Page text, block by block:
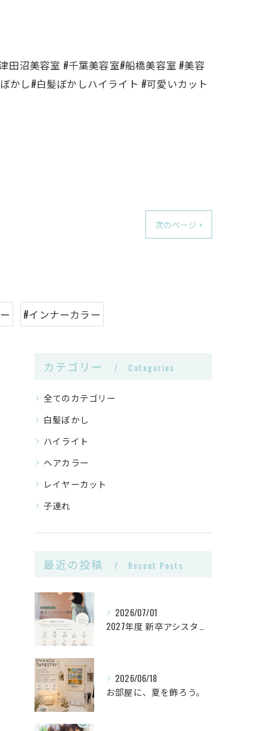
田沼美容室 #千葉美容室#船橋美容室 #美容
かし#白髪ぼかしハイライト #可愛いカット
次のページ >
#インナーカラー
カテゴリー Categories
全てのカテゴリー
白髪ぼかし
ハイライト
ヘアカラー
レイヤーカット
子連れ
最近の投稿 Recent Posts
2026/07/01
2027年度 新卒アシスタント《第2次募集》🌿
2026/06/18
お部屋に、夏を飾ろう。